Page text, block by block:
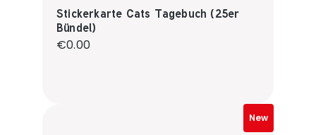
Stickerkarte Cats Tagebuch (25er
Bündel)
Regular price:
€0.00
New